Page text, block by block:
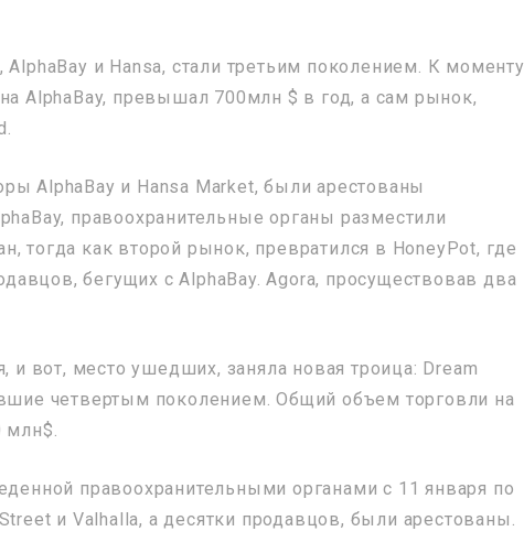
и Hansa, стали третьим поколением. К моменту
AlphaBay, превышал 700млн $ в год, а сам рынок,
AlphaBay и Hansa Market, были арестованы
правоохранительные органы разместили
тогда как второй рынок, превратился в HoneyPot, где
бегущих с AlphaBay. Agora, просуществовав два
и вот, место ушедших, заняла новая троица: Dream
четвертым поколением. Общий объем торговли на
млн$.
правоохранительными органами с 11 января по
и Valhalla, а десятки продавцов, были арестованы.